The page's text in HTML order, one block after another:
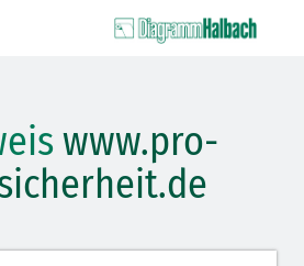
www.pro-